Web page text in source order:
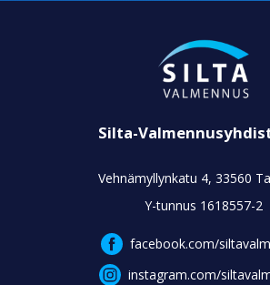
Silta-
Vehnämyllynkatu 4, 33560
Y-tunnus 1618557-2
facebook.com/
instagram.com/